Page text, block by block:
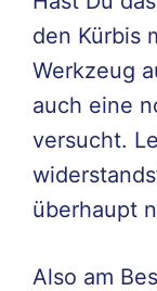
den Kürbis
Werkzeug
auch eine
versucht.
überhaupt
Also am